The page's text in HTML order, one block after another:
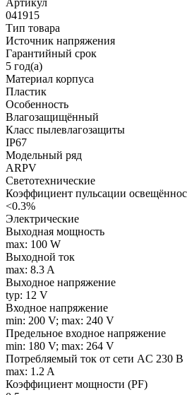
041915
Тип товара
Источник напряжения
Гарантийный срок
5 год(а)
Материал корпуса
Пластик
Особенность
Влагозащищённый
Класс пылевлагозащиты
IP67
Модельный ряд
ARPV
Светотехнические
Коэффициент пульсации
<0.3%
Электрические
Выходная мощность
max: 100 W
Выходной ток
max: 8.3 A
Выходное напряжение
typ: 12 V
Входное напряжение
min: 200 V; max: 240 V
Предельное входное напряжение
min: 180 V; max: 264 V
Потребляемый ток от сети AC 230 В
max: 1.2 A
Коэффициент мощности (PF)